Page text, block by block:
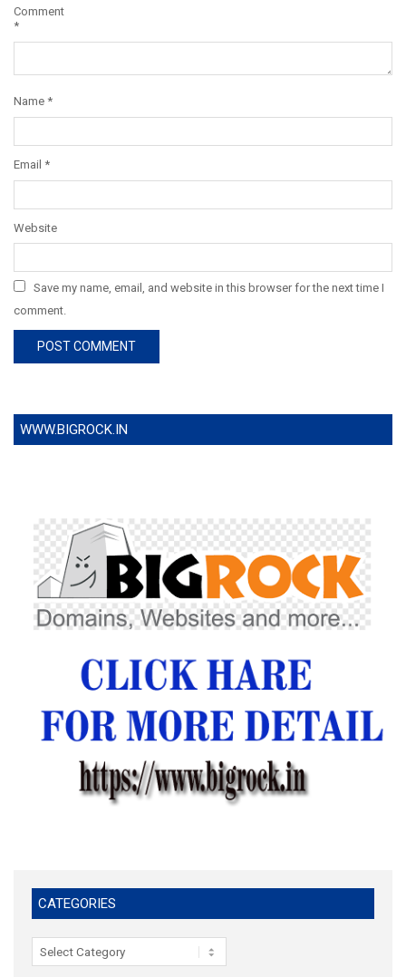
Comment
*
Name *
Email *
Website
Save my name, email, and website in this browser for the next time I
comment.
WWW.BIGROCK.IN
CATEGORIES
Categories